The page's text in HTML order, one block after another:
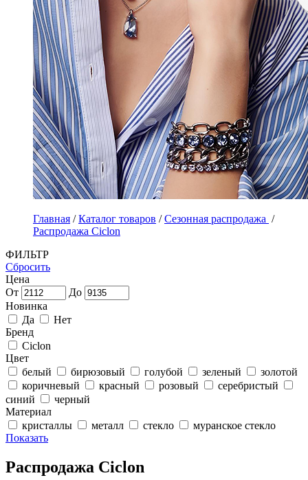
Главная /Каталог товаров /Сезонная распродажа /
Распродажа Ciclon
ФИЛЬТР
Сбросить
Цена
От
До
Новинка
Да
Нет
Бренд
Ciclon
Цвет
белый
бирюзовый голубой зеленый
золотой
коричневый
красный розовый
серебристый
синий
черный
Материал
кристаллы
металл стекло
муранское стекло
Показать
Распродажа Ciclon